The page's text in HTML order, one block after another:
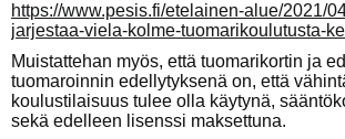
https://www.pesis.fi/etelainen-alue/2021/
jarjestaa-viela-kolme-tuomarikoulutusta-
Muistattehan myös, että tuomarikortin ja
tuomaroinnin edellytyksenä on, että
koulustilaisuus tulee olla käytynä,
sekä edelleen lisenssi maksettuna.